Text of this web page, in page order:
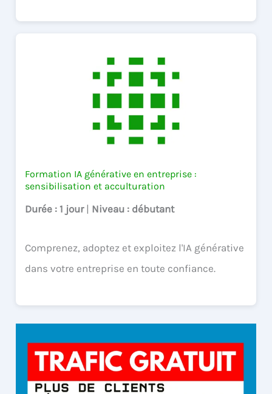
Formation IA générative en entreprise :
sensibilisation et acculturation
Durée : 1 jour | Niveau : débutant
Comprenez, adoptez et exploitez l'IA générative
dans votre entreprise en toute confiance.